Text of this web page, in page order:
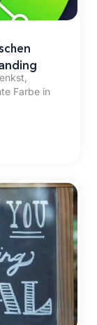
Farbe in